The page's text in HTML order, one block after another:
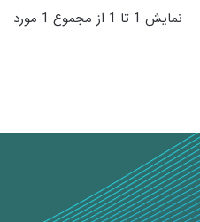
نمایش 1 تا 1 از مجموع 1 مورد